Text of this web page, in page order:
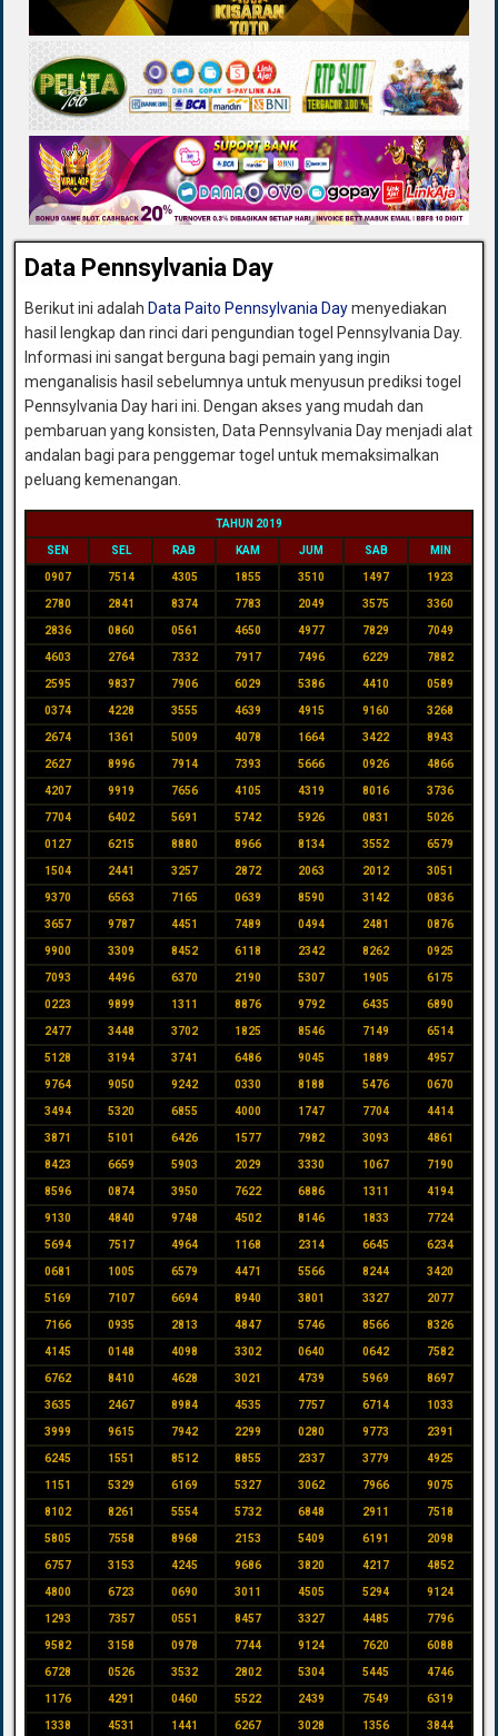
Data Pennsylvania Day
Berikut ini adalah Data Paito Pennsylvania Daymenyediakan
hasil lengkap dan rinci dari pengundian togel Pennsylvania Day.
Informasi ini sangat berguna bagi pemain yang ingin
menganalisis hasil sebelumnya untuk menyusun prediksi togel
Pennsylvania Day hari ini. Dengan akses yang mudah dan
pembaruan yang konsisten, Data Pennsylvania Day menjadi alat
andalan bagi para penggemar togel untuk memaksimalkan
peluang kemenangan.
TAHUN 2019
SEN SEL RAB KAM JUM SAB MIN
0907 7514 4305 1855 3510 1497 1923
2780 2841 8374 7783 2049 3575 3360
2836 0860 0561 4650 4977 7829 7049
4603 2764 7332 7917 7496 6229 7882
2595 9837 7906 6029 5386 4410 0589
0374 4228 3555 4639 4915 9160 3268
2674 1361 5009 4078 1664 3422 8943
2627 8996 7914 7393 5666 0926 4866
4207 9919 7656 4105 4319 8016 3736
7704 6402 5691 5742 5926 0831 5026
0127 6215 8880 8966 8134 3552 6579
1504 2441 3257 2872 2063 2012 3051
9370 6563 7165 0639 8590 3142 0836
3657 9787 4451 7489 0494 2481 0876
9900 3309 8452 6118 2342 8262 0925
7093 4496 6370 2190 5307 1905 6175
0223 9899 1311 8876 9792 6435 6890
2477 3448 3702 1825 8546 7149 6514
5128 3194 3741 6486 9045 1889 4957
9764 9050 9242 0330 8188 5476 0670
3494 5320 6855 4000 1747 7704 4414
3871 5101 6426 1577 7982 3093 4861
8423 6659 5903 2029 3330 1067 7190
8596 0874 3950 7622 6886 1311 4194
9130 4840 9748 4502 8146 1833 7724
5694 7517 4964 1168 2314 6645 6234
0681 1005 6579 4471 5566 8244 3420
5169 7107 6694 8940 3801 3327 2077
7166 0935 2813 4847 5746 8566 8326
4145 0148 4098 3302 0640 0642 7582
6762 8410 4628 3021 4739 5969 8697
3635 2467 8984 4535 7757 6714 1033
3999 9615 7942 2299 0280 9773 2391
6245 1551 8512 8855 2337 3779 4925
1151 5329 6169 5327 3062 7966 9075
8102 8261 5554 5732 6848 2911 7518
5805 7558 8968 2153 5409 6191 2098
6757 3153 4245 9686 3820 4217 4852
4800 6723 0690 3011 4505 5294 9124
1293 7357 0551 8457 3327 4485 7796
9582 3158 0978 7744 9124 7620 6088
6728 0526 3532 2802 5304 5445 4746
1176 4291 0460 5522 2439 7549 6319
1338 4531 1441 6267 3028 1356 3844